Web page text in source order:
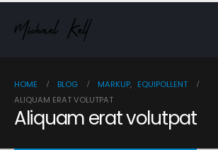
HOME BLOG MARKUP, EQUIPOLLENT
ALIQUAM ERAT VOLUTPAT
Aliquam erat volutpat